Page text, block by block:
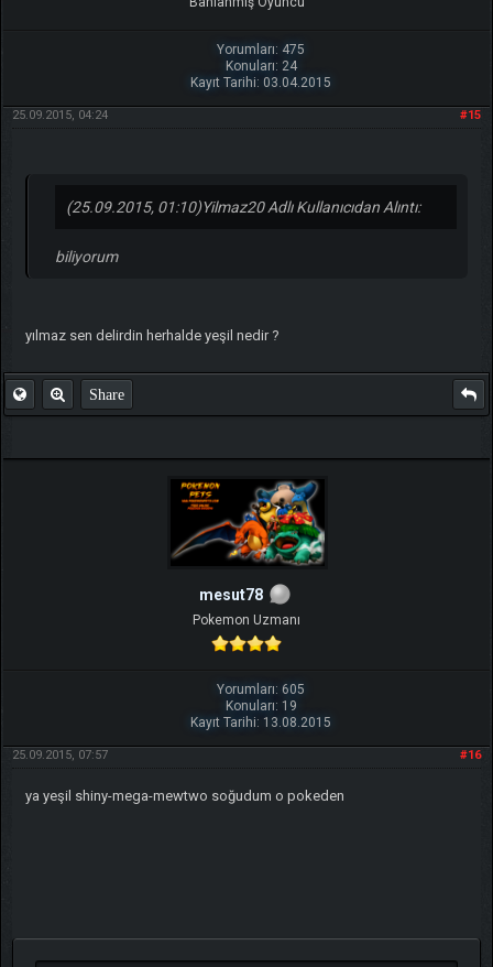
Yorumları: 475
Konuları: 24
Kayıt Tarihi: 03.04.2015
#15
25.09.2015, 04:24
(25.09.2015, 01:10)Yilmaz20 Adlı Kullanıcıdan Alıntı:
biliyorum
yılmaz sen delirdin herhalde yeşil nedir ?
Share
mesut78
Pokemon Uzmanı
Yorumları: 605
Konuları: 19
Kayıt Tarihi: 13.08.2015
#16
25.09.2015, 07:57
ya yeşil shiny-mega-mewtwo soğudum o pokeden